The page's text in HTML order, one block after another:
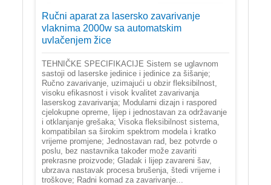
Ručni aparat za lasersko zavarivanje
vlaknima 2000w sa automatskim
uvlačenjem žice
TEHNIČKE SPECIFIKACIJE Sistem se uglavnom
sastoji od laserske jedinice i jedinice za šišanje;
Ručno zavarivanje, uzimajući u obzir fleksibilnost,
visoku efikasnost i visok kvalitet zavarivanja
laserskog zavarivanja; Modularni dizajn i raspored
cjelokupne opreme, lijep i jednostavan za održavanje
i otklanjanje grešaka; Visoka fleksibilnost sistema,
kompatibilan sa širokim spektrom modela i kratko
vrijeme promjene; Jednostavan rad, bez potvrde o
poslu, bez nastavnika također može zavariti
prekrasne proizvode; Gladak i lijep zavareni šav,
ubrzava nastavak procesa brušenja, štedi vrijeme i
troškove; Radni komad za zavarivanje...